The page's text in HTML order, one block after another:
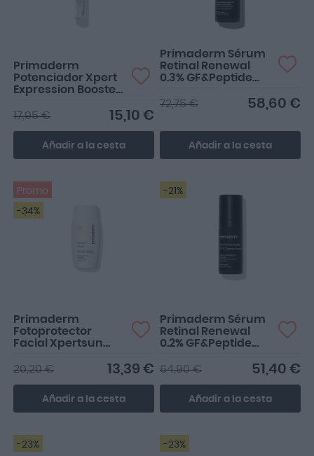
Primaderm
Potenciador Xpert
Expression Booster
15,10 €
17,95 €
Añadir a la cesta
Primaderm Sérum
Retinal Renewal
0.3% GF&Peptide
58,60 €
72,75 €
Añadir a la cesta
Promo
-34%
Me encanta esta crema
tanto natural para el
verano como con color
Primaderm
Fotoprotector
Facial Xpertsun
13,39 €
20,20 €
Añadir a la cesta
-21%
Primaderm Sérum
Retinal Renewal
0.2% GF&Peptide
51,40 €
64,90 €
Añadir a la cesta
-23% -23%